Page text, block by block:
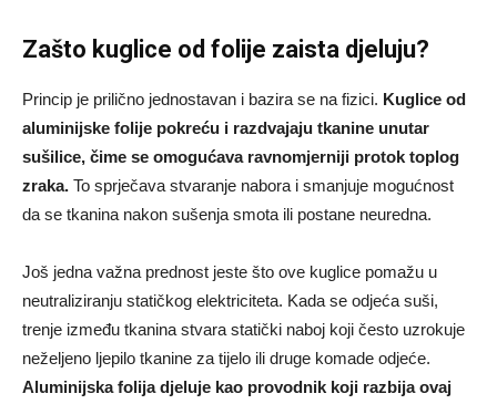
Zašto kuglice od folije zaista djeluju?
Princip je prilično jednostavan i bazira se na fizici. Kuglice od
aluminijske folije pokreću i razdvajaju tkanine unutar
sušilice, čime se omogućava ravnomjerniji protok toplog
zraka. To sprječava stvaranje nabora i smanjuje mogućnost
da se tkanina nakon sušenja smota ili postane neuredna.
Još jedna važna prednost jeste što ove kuglice pomažu u
neutraliziranju statičkog elektriciteta. Kada se odjeća suši,
trenje između tkanina stvara statički naboj koji često uzrokuje
neželjeno ljepilo tkanine za tijelo ili druge komade odjeće.
Aluminijska folija djeluje kao provodnik koji razbija ovaj